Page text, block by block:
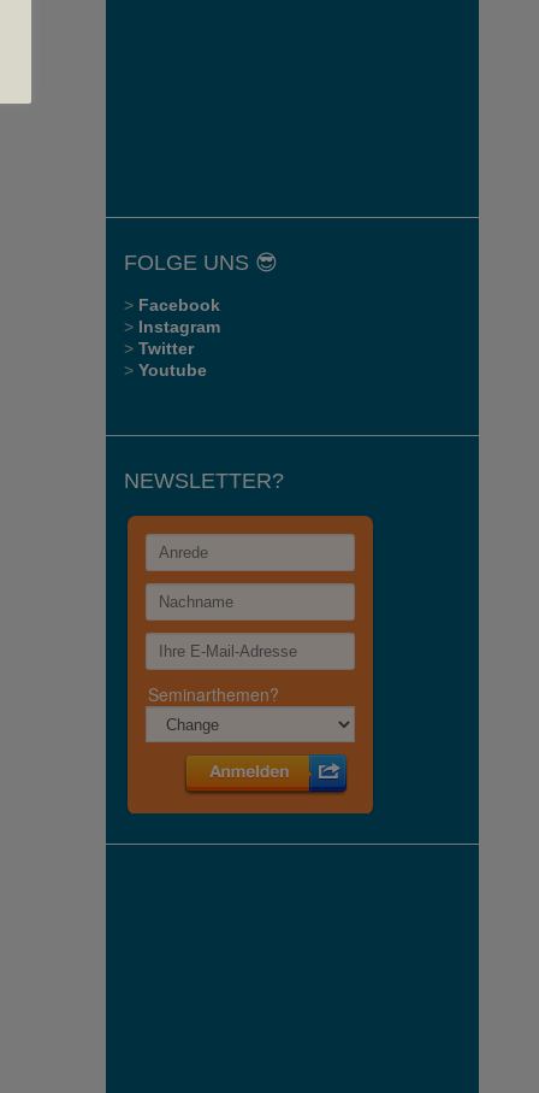
FOLGE UNS 😎
> Facebook
> Instagram
> Twitter
> Youtube
NEWSLETTER?